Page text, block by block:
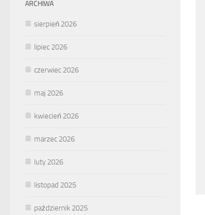
ARCHIWA
sierpień 2026
lipiec 2026
czerwiec 2026
maj 2026
kwiecień 2026
marzec 2026
luty 2026
listopad 2025
październik 2025